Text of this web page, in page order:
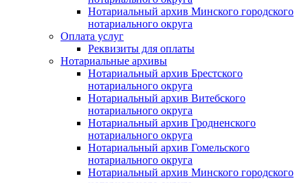
Нотариальный архив Минского городского
нотариального округа
Оплата услуг
Реквизиты для оплаты
Нотариальные архивы
Нотариальный архив Брестского
нотариального округа
Нотариальный архив Витебского
нотариального округа
Нотариальный архив Гродненского
нотариального округа
Нотариальный архив Гомельского
нотариального округа
Нотариальный архив Минского городского